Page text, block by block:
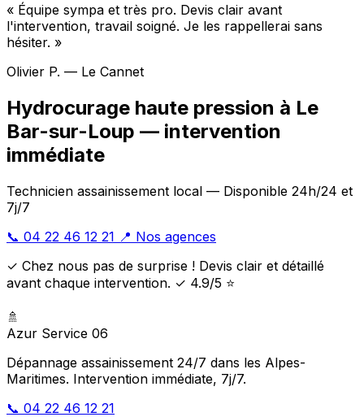
« Équipe sympa et très pro. Devis clair avant
l'intervention, travail soigné. Je les rappellerai sans
hésiter. »
Olivier P. — Le Cannet
Hydrocurage haute pression à Le
Bar-sur-Loup — intervention
immédiate
Technicien assainissement local — Disponible 24h/24 et
7j/7
📞 04 22 46 12 21 📍 Nos agences
✓ Chez nous pas de surprise ! Devis clair et détaillé
avant chaque intervention. ✓ 4.9/5 ⭐
🚿
Azur Service 06
Dépannage assainissement 24/7 dans les Alpes-
Maritimes. Intervention immédiate, 7j/7.
📞 04 22 46 12 21